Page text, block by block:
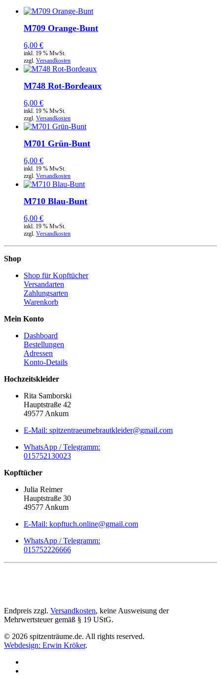
M709 Orange-Bunt
6,00 €
inkl. 19 % MwSt.
zzgl. Versandkosten
M748 Rot-Bordeaux
6,00 €
inkl. 19 % MwSt.
zzgl. Versandkosten
M701 Grün-Bunt
6,00 €
inkl. 19 % MwSt.
zzgl. Versandkosten
M710 Blau-Bunt
6,00 €
inkl. 19 % MwSt.
zzgl. Versandkosten
Shop
Shop für Kopftücher
Versandarten
Zahlungsarten
Warenkorb
Mein Konto
Dashboard
Bestellungen
Adressen
Konto-Details
Hochzeitskleider
Rita Samborski
Hauptstraße 42
49577 Ankum
E-Mail: spitzentraeumebrautkleider@gmail.com
WhatsApp / Telegramm:
015752130023
Kopftücher
Julia Reimer
Hauptstraße 30
49577 Ankum
E-Mail: kopftuch.online@gmail.com
WhatsApp / Telegramm:
015752226666
Endpreis zzgl. Versandkosten, keine Ausweisung der
Mehrwertsteuer gemäß § 19 UStG.
© 2026 spitzenträume.de. All rights reserved.
Webdesign: Erwin Kröker.